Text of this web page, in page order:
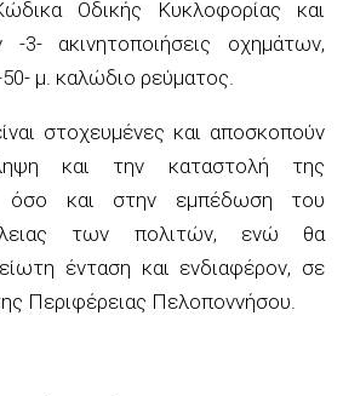
Οδικής Κυκλοφορίας και
-3- ακινητοποιήσεις οχημάτων,
μ. καλώδιο ρεύματος.
στοχευμένες και αποσκοπούν
και την καταστολή της
όσο και στην εμπέδωση του
των πολιτών, ενώ θα
ένταση και ενδιαφέρον, σε
Περιφέρειας Πελοποννήσου.